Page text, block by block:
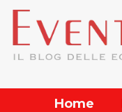
Home